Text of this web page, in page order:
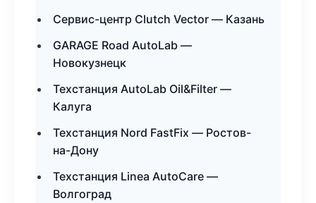
Сервис-центр Clutch Vector — Казань
GARAGE Road AutoLab —
Новокузнецк
Техстанция AutoLab Oil&Filter —
Калуга
Техстанция Nord FastFix — Ростов-
на-Дону
Техстанция Linea AutoCare —
Волгоград